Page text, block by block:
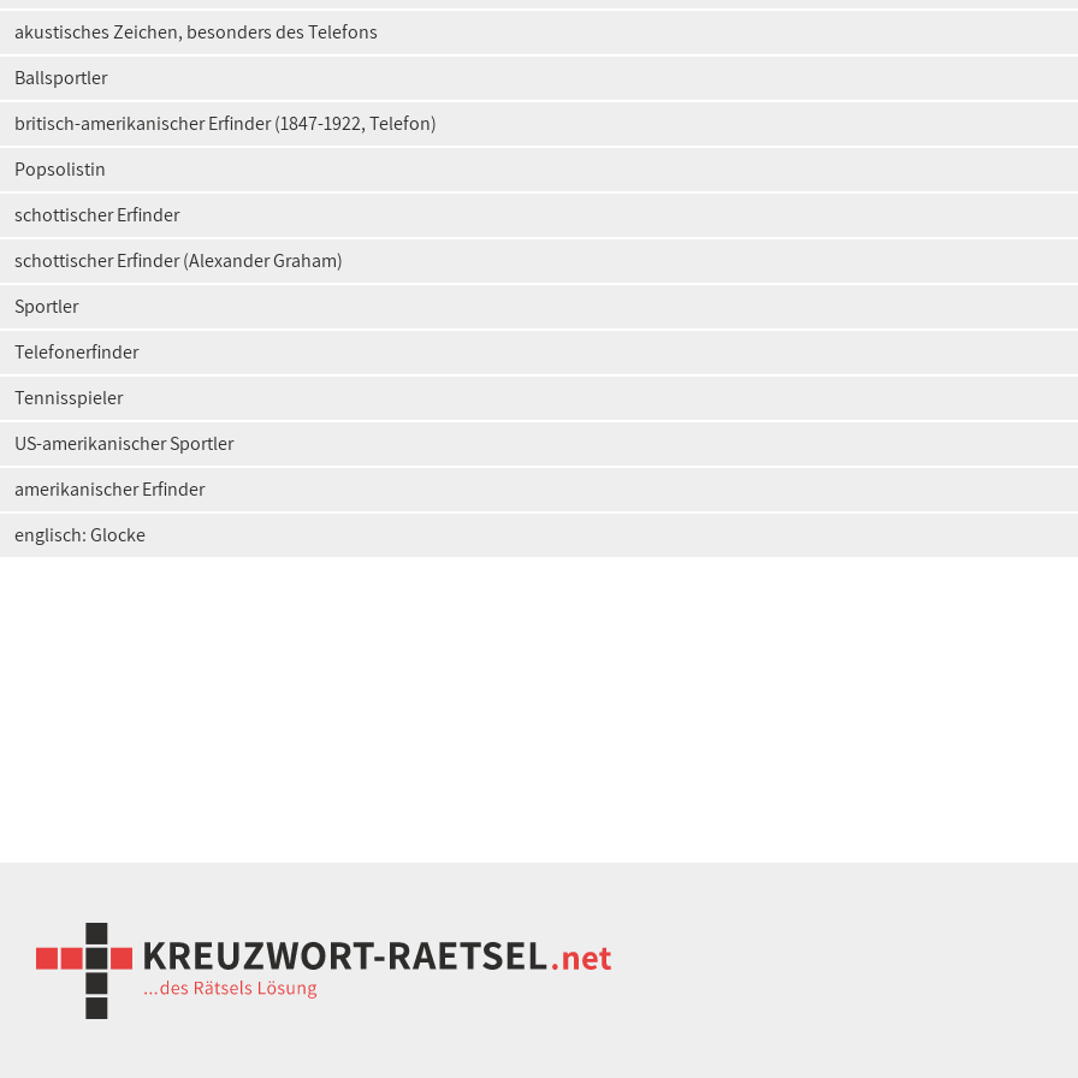
akustisches Zeichen, besonders des Telefons
Ballsportler
britisch-amerikanischer Erfinder (1847-1922, Telefon)
Popsolistin
schottischer Erfinder
schottischer Erfinder (Alexander Graham)
Sportler
Telefonerfinder
Tennisspieler
US-amerikanischer Sportler
amerikanischer Erfinder
englisch: Glocke